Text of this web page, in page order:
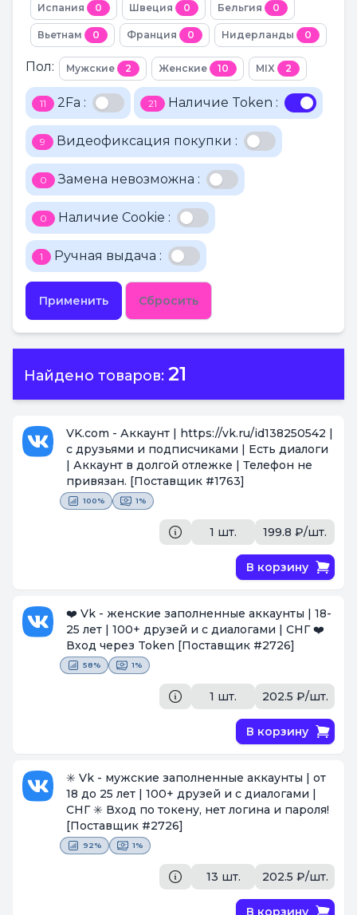
Испания 0 Швеция 0 Бельгия 0
Вьетнам 0 Франция 0 Нидерланды 0
Пол: Мужские 2 Женские 10 MIX 2
11 2Fa : 21 Наличие Token :
9 Видеофиксация покупки :
0 Замена невозможна :
0 Наличие Cookie :
1 Ручная выдача :
Применить Сбросить
Найдено товаров: 21
VK.com - Аккаунт | https://vk.ru/id138250542 |
с друзьями и подписчиками | Есть диалоги
| Аккаунт в долгой отлежке | Телефон не
привязан. [Поставщик #1763]
100% 1%
1 шт. 199.8 ₽/шт.
В корзину
❤️ Vk - женские заполненные аккаунты | 18-
25 лет | 100+ друзей и с диалогами | СНГ ❤️
Вход через Token [Поставщик #2726]
58% 1%
1 шт. 202.5 ₽/шт.
В корзину
✳️ Vk - мужские заполненные аккаунты | от
18 до 25 лет | 100+ друзей и с диалогами |
СНГ ✳️ Вход по токену, нет логина и пароля!
[Поставщик #2726]
92% 1%
13 шт. 202.5 ₽/шт.
В корзину